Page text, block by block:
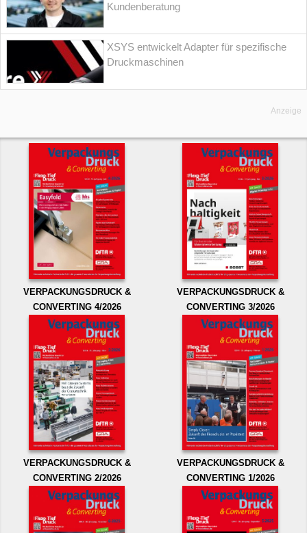
Kundenberatung
XSYS entwickelt Adapter für spezifische
Druckmaschinen
Anzeige
VERPACKUNGSDRUCK &
CONVERTING 4/2026
VERPACKUNGSDRUCK &
CONVERTING 3/2026
VERPACKUNGSDRUCK &
CONVERTING 2/2026
VERPACKUNGSDRUCK &
CONVERTING 1/2026